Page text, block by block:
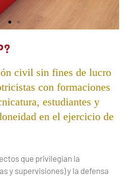
DE
que
psicomotriz
civil sin fines de lucro
con formaciones
estudiantes y
en el ejercicio de
que privilegian la
y supervisiones) y la defensa